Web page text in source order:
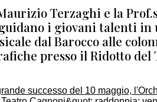
Terzaghi e la
i giovani talenti in
dal Barocco alle
presso il Ridotto del